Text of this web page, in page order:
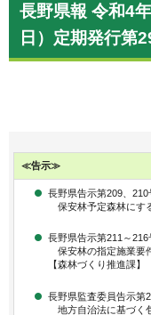
長野県報 令和4
日）定期発行第
≪告示≫
長野県告示第209、210
保安林予定森林にす
長野県告示第211～216
保安林の指定施業要
【森林づくり推進課】
長野県監査委員告示第
地方自治法に基づく